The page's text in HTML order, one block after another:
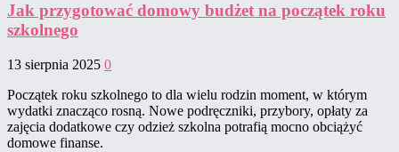
Jak przygotować domowy budżet na początek roku
szkolnego
13 sierpnia 2025 0
Początek roku szkolnego to dla wielu rodzin moment, w którym
wydatki znacząco rosną. Nowe podręczniki, przybory, opłaty za
zajęcia dodatkowe czy odzież szkolna potrafią mocno obciążyć
domowe finanse.